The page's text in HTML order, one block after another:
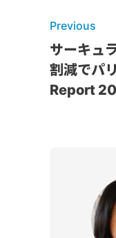
Previous
サーキュ
割減でパ
Report